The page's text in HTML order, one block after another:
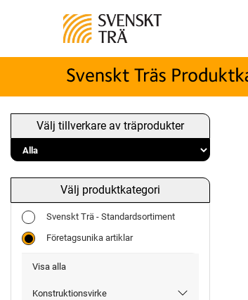
Välj tillverkare av träprodukter
Välj produktkategori
Svenskt Trä - Standardsortiment
Företagsunika artiklar
Visa alla
Konstruktionsvirke